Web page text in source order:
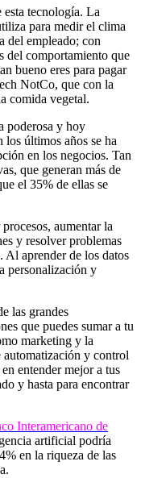
esta tecnología. La
para medir el clima
del empleado; con
del comportamiento que
bueno eres para pagar
NotCo, que con la
comida vegetal.
poderosa y hoy
los últimos años se ha
en los negocios. Tan
que generan más de
el 35% de ellas se
aumentar la
y resolver problemas
Al aprender de los datos
personalización y
las grandes
que puedes sumar a tu
marketing y la
automatización y control
entender mejor a tus
y hasta para encontrar
Interamericano de
artificial podría
en la riqueza de las